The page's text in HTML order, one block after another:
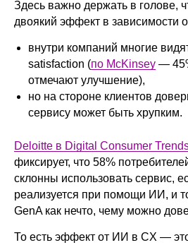
Здесь важно держать в голове,
двоякий эффект в зависимости
внутри компаний многие
satisfaction (по McKinsey —
отмечают улучшение),
но на стороне клиентов
сервису может быть хрупким.
Deloitte в Digital Consumer
фиксирует, что 58%
склонны использовать сервис,
реализуется при помощи ИИ, и
GenA как нечто, чему можно
То есть эффект от ИИ в CX —